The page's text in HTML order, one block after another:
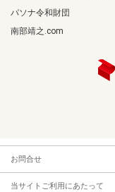
パソナ令和財団
南部靖之.com
お問合せ
当サイトご利用にあたって